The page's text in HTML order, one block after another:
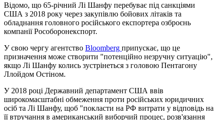
Відомо, що 65-річний Лі Шанфу перебуває під санкціями
США з 2018 року через закупівлю бойових літаків та
обладнання головного російського експортера озброєнь
компанії Рособоронекспорт.
У свою чергу агентство Bloomberg припускає, що це
призначення може створити "потенційно незручну ситуацію",
якщо Лі Шанфу колись зустрінеться з головою Пентагону
Ллойдом Остіном.
У 2018 році Державний департамент США ввів
широкомасштабні обмеження проти російських юридичних
осіб та Лі Шанфу, щоб "покласти на РФ витрати у відповідь на
її втручання в американський виборчий процес, розв'язання